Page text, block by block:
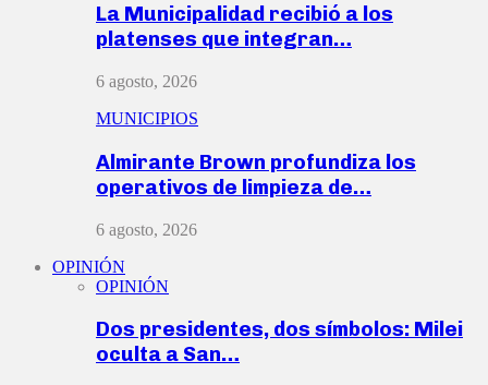
La Municipalidad recibió a los
platenses que integran…
6 agosto, 2026
MUNICIPIOS
Almirante Brown profundiza los
operativos de limpieza de…
6 agosto, 2026
OPINIÓN
OPINIÓN
Dos presidentes, dos símbolos: Milei
oculta a San…